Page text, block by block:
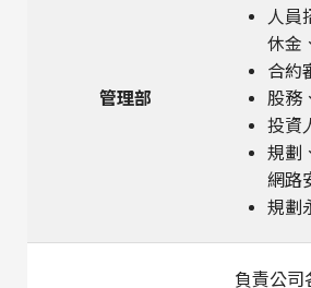
管理部
人員
休金
合約
股務
投資
規劃
網路
規劃
負責公司